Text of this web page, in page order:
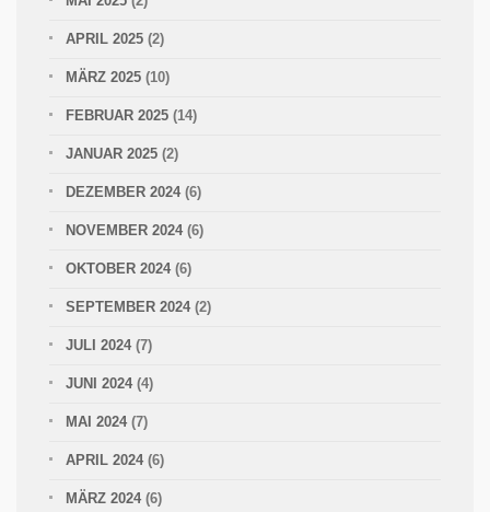
APRIL 2025 (2)
MÄRZ 2025 (10)
FEBRUAR 2025 (14)
JANUAR 2025 (2)
DEZEMBER 2024 (6)
NOVEMBER 2024 (6)
OKTOBER 2024 (6)
SEPTEMBER 2024 (2)
JULI 2024 (7)
JUNI 2024 (4)
MAI 2024 (7)
APRIL 2024 (6)
MÄRZ 2024 (6)